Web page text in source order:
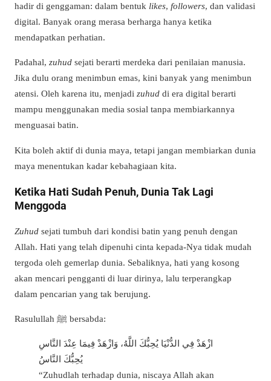
hadir di genggaman: dalam bentuk likes, followers, dan validasi
digital. Banyak orang merasa berharga hanya ketika
mendapatkan perhatian.
Padahal, zuhud sejati berarti merdeka dari penilaian manusia.
Jika dulu orang menimbun emas, kini banyak yang menimbun
atensi. Oleh karena itu, menjadi zuhud di era digital berarti
mampu menggunakan media sosial tanpa membiarkannya
menguasai batin.
Kita boleh aktif di dunia maya, tetapi jangan membiarkan dunia
maya menentukan kadar kebahagiaan kita.
Ketika Hati Sudah Penuh, Dunia Tak Lagi
Menggoda
Zuhud sejati tumbuh dari kondisi batin yang penuh dengan
Allah. Hati yang telah dipenuhi cinta kepada-Nya tidak mudah
tergoda oleh gemerlap dunia. Sebaliknya, hati yang kosong
akan mencari pengganti di luar dirinya, lalu terperangkap
dalam pencarian yang tak berujung.
Rasulullah ﷺ bersabda:
ازْهَدْ فِي الدُّنْيَا يُحِبُّكَ اللَّهُ، وَازْهَدْ فِيمَا عِنْدَ النَّاسِ
يُحِبُّكَ النَّاسُ
“Zuhudlah terhadap dunia, niscaya Allah akan